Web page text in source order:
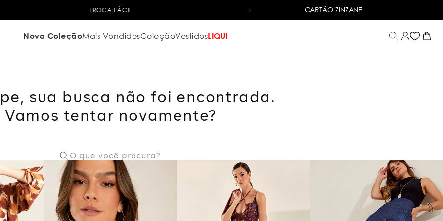
TROCA FÁCIL 6X SEM JUROSNO CARTÃO DE CRÉDITO
CARTÃO ZINZANE
Nova ColeçãoMais VendidosColeçãoVestidosLIQUI
sua busca não foi encontrada.
Vamos tentar novamente?